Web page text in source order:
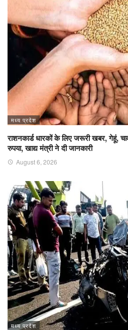
मध्य प्रदेश
राशनकार्ड धारकों के लिए जरूरी खबर, गेहूं,
रुपया, खाद्य मंत्री ने दी जानकारी
August 6, 2026
मध्य प्रदेश